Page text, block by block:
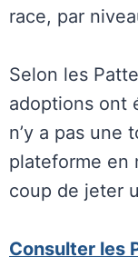
race, par
Selon les
adoptions ont
n’y a pas une
plateforme en
coup de jeter
Consulter les